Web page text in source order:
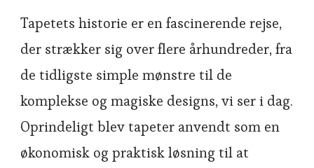
Tapetets historie er en fascinerende rejse,
der strækker sig over flere århundreder, fra
de tidligste simple mønstre til de
komplekse og magiske designs, vi ser i dag.
Oprindeligt blev tapeter anvendt som en
økonomisk og praktisk løsning til at